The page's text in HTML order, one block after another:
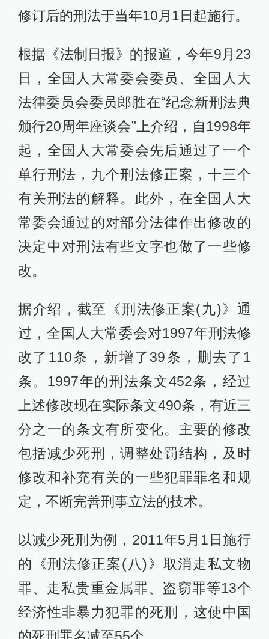
修订后的刑法于当年10月1日起施行。
根据《法制日报》的报道，今年9月23
日，全国人大常委会委员、全国人大
法律委员会委员郎胜在“纪念新刑法典
颁行20周年座谈会”上介绍，自1998年
起，全国人大常委会先后通过了一个
单行刑法，九个刑法修正案，十三个
有关刑法的解释。此外，在全国人大
常委会通过的对部分法律作出修改的
决定中对刑法有些文字也做了一些修
改。
据介绍，截至《刑法修正案(九)》通
过，全国人大常委会对1997年刑法修
改了110条，新增了39条，删去了1
条。1997年的刑法条文452条，经过
上述修改现在实际条文490条，有近三
分之一的条文有所变化。主要的修改
包括减少死刑，调整处罚结构，及时
修改和补充有关的一些犯罪罪名和规
定，不断完善刑事立法的技术。
以减少死刑为例，2011年5月1日施行
的《刑法修正案(八)》取消走私文物
罪、走私贵重金属罪、盗窃罪等13个
经济性非暴力犯罪的死刑，这使中国
的死刑罪名减至55个。